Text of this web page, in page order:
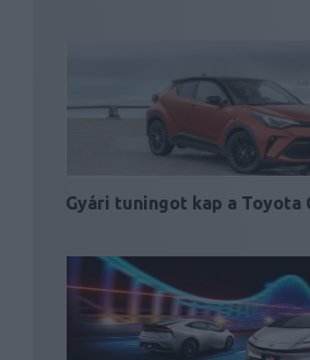
Gyári tuningot kap a Toyota